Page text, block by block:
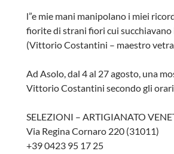
l”e mie mani manipolano i miei
fiorite di strani fiori cui
(Vittorio Costantini – maestro
Ad Asolo, dal 4 al 27 agosto, una
Vittorio Costantini secondo gli
SELEZIONI – ARTIGIANATO
Via Regina Cornaro 220 (31011)
+39 0423 95 17 25